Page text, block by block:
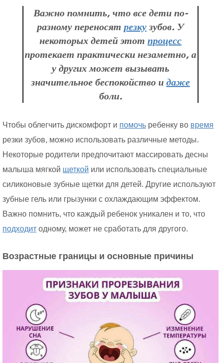
Важно помнить, что все дети по-
разному переносят резкузубов. У
некоторых детей этот процесс
протекает практически незаметно, а
у других может вызывать
значительное беспокойство идаже
боли.
Чтобы облегчить дискомфорт и помочь ребенку во время
резки зубов, можно использовать различные методы.
Некоторые родители предпочитают массировать десны
малыша мягкой щеткой или использовать специальные
силиконовые зубные щетки для детей. Другие используют
зубные гель или грызунки с охлаждающим эффектом.
Важно помнить, что каждый ребенок уникален и то, что
подходит одному, может не сработать для другого.
Возрастные границы и основные причины